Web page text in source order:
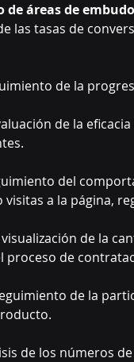
de áreas de
las tasas de
de la
de la
del
a la página,
de la
proceso de
de la
de los números